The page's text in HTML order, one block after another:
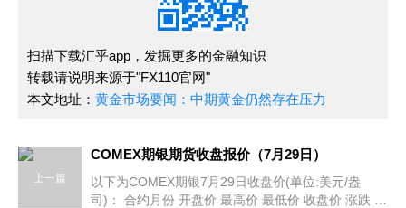
扫描下载汇乎app，发掘更多的金融知识
转载请说明来源于"FX110官网"
本文地址： 黄金市场要闻：中期黄金仍然存在压力
上一篇
COMEX期银期货收盘报价（7月29日）
以下为COMEX期银7月29日收盘价(单位:美元/盎
司)： 合约月份 开盘价 最高价 最低价 收盘价 涨跌 结